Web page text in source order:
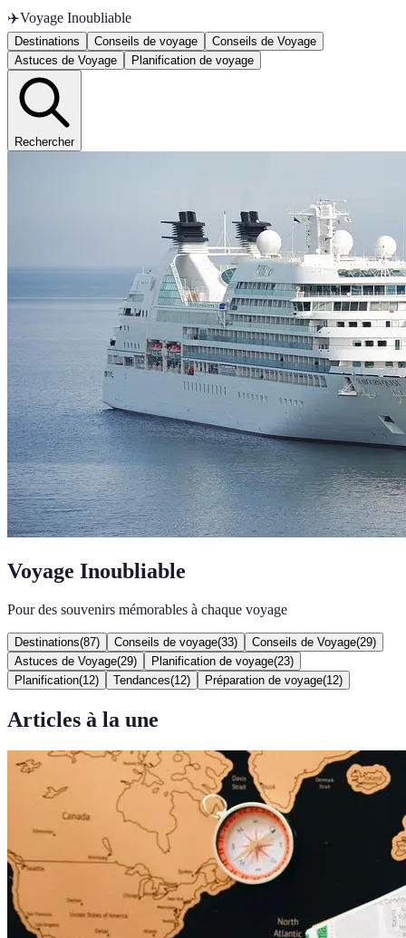
✈️Voyage Inoubliable
Destinations Conseils de voyage
Conseils de Voyage
Astuces de Voyage
Planification de voyage
Rechercher
Voyage Inoubliable
Pour des souvenirs mémorables à chaque voyage
Destinations(87) Conseils de voyage(33) Conseils de Voyage(29)
Astuces de Voyage(29) Planification de voyage(23)
Planification(12) Tendances(12) Préparation de voyage(12)
Articles à la une